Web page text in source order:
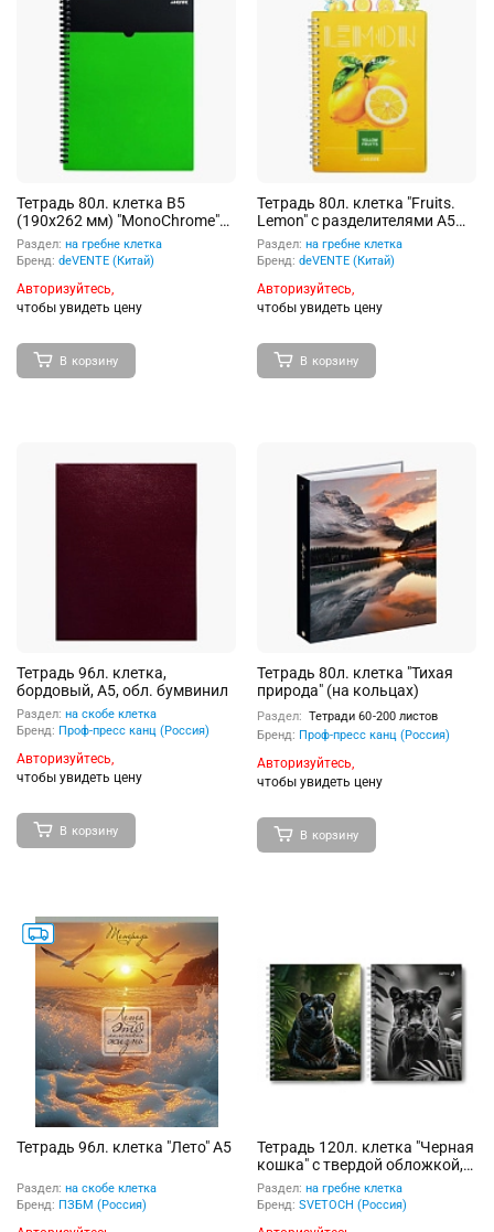
Тетрадь 80л. клетка В5
(190x262 мм) "MonoChrome"
белая бумага 70 г/м² в клетку,
пластиковая обложка с
пластиковым карманом, на
гребне, термоусадочная
пленка, цвет черный с
Раздел: на гребне клетка
Бренд: deVENTE (Китай)
Авторизуйтесь,
чтобы увидеть цену
В корзину
Тетрадь 80л. клетка "Fruits.
Lemon" с разделителями А5
(145x208 мм) белая бумага 70
г/м² пластиковая обложка на
гребне, цветная печать, 4
пластиковых разделителя с
фигурной вырубкой и
Раздел: на гребне клетка
Бренд: deVENTE (Китай)
Авторизуйтесь,
чтобы увидеть цену
В корзину
Тетрадь 96л. клетка,
бордовый, А5, обл. бумвинил
Раздел: на скобе клетка
Бренд: Проф-пресс канц (Россия)
Авторизуйтесь,
чтобы увидеть цену
В корзину
Тетрадь 80л. клетка "Тихая
природа" (на кольцах)
Раздел: Тетради 60-200 листов
Бренд: Проф-пресс канц (Россия)
Авторизуйтесь,
чтобы увидеть цену
В корзину
Тетрадь 96л. клетка "Лето" А5
Раздел: на скобе клетка
Бренд: ПЗБМ (Россия)
Тетрадь 120л. клетка "Черная
кошка" с твердой обложкой,
глянцевая ламинация на
гребне
Раздел: на гребне клетка
Бренд: SVETOCH (Россия)